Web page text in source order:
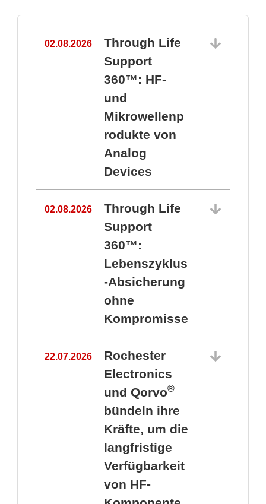
02.08.2026
Through Life
Support
360™: HF-
und
Mikrowellenp
rodukte von
Analog
Devices
02.08.2026
Through Life
Support
360™:
Lebenszyklus
-Absicherung
ohne
Kompromisse
22.07.2026
Rochester
Electronics
und Qorvo®
bündeln ihre
Kräfte, um die
langfristige
Verfügbarkeit
von HF-